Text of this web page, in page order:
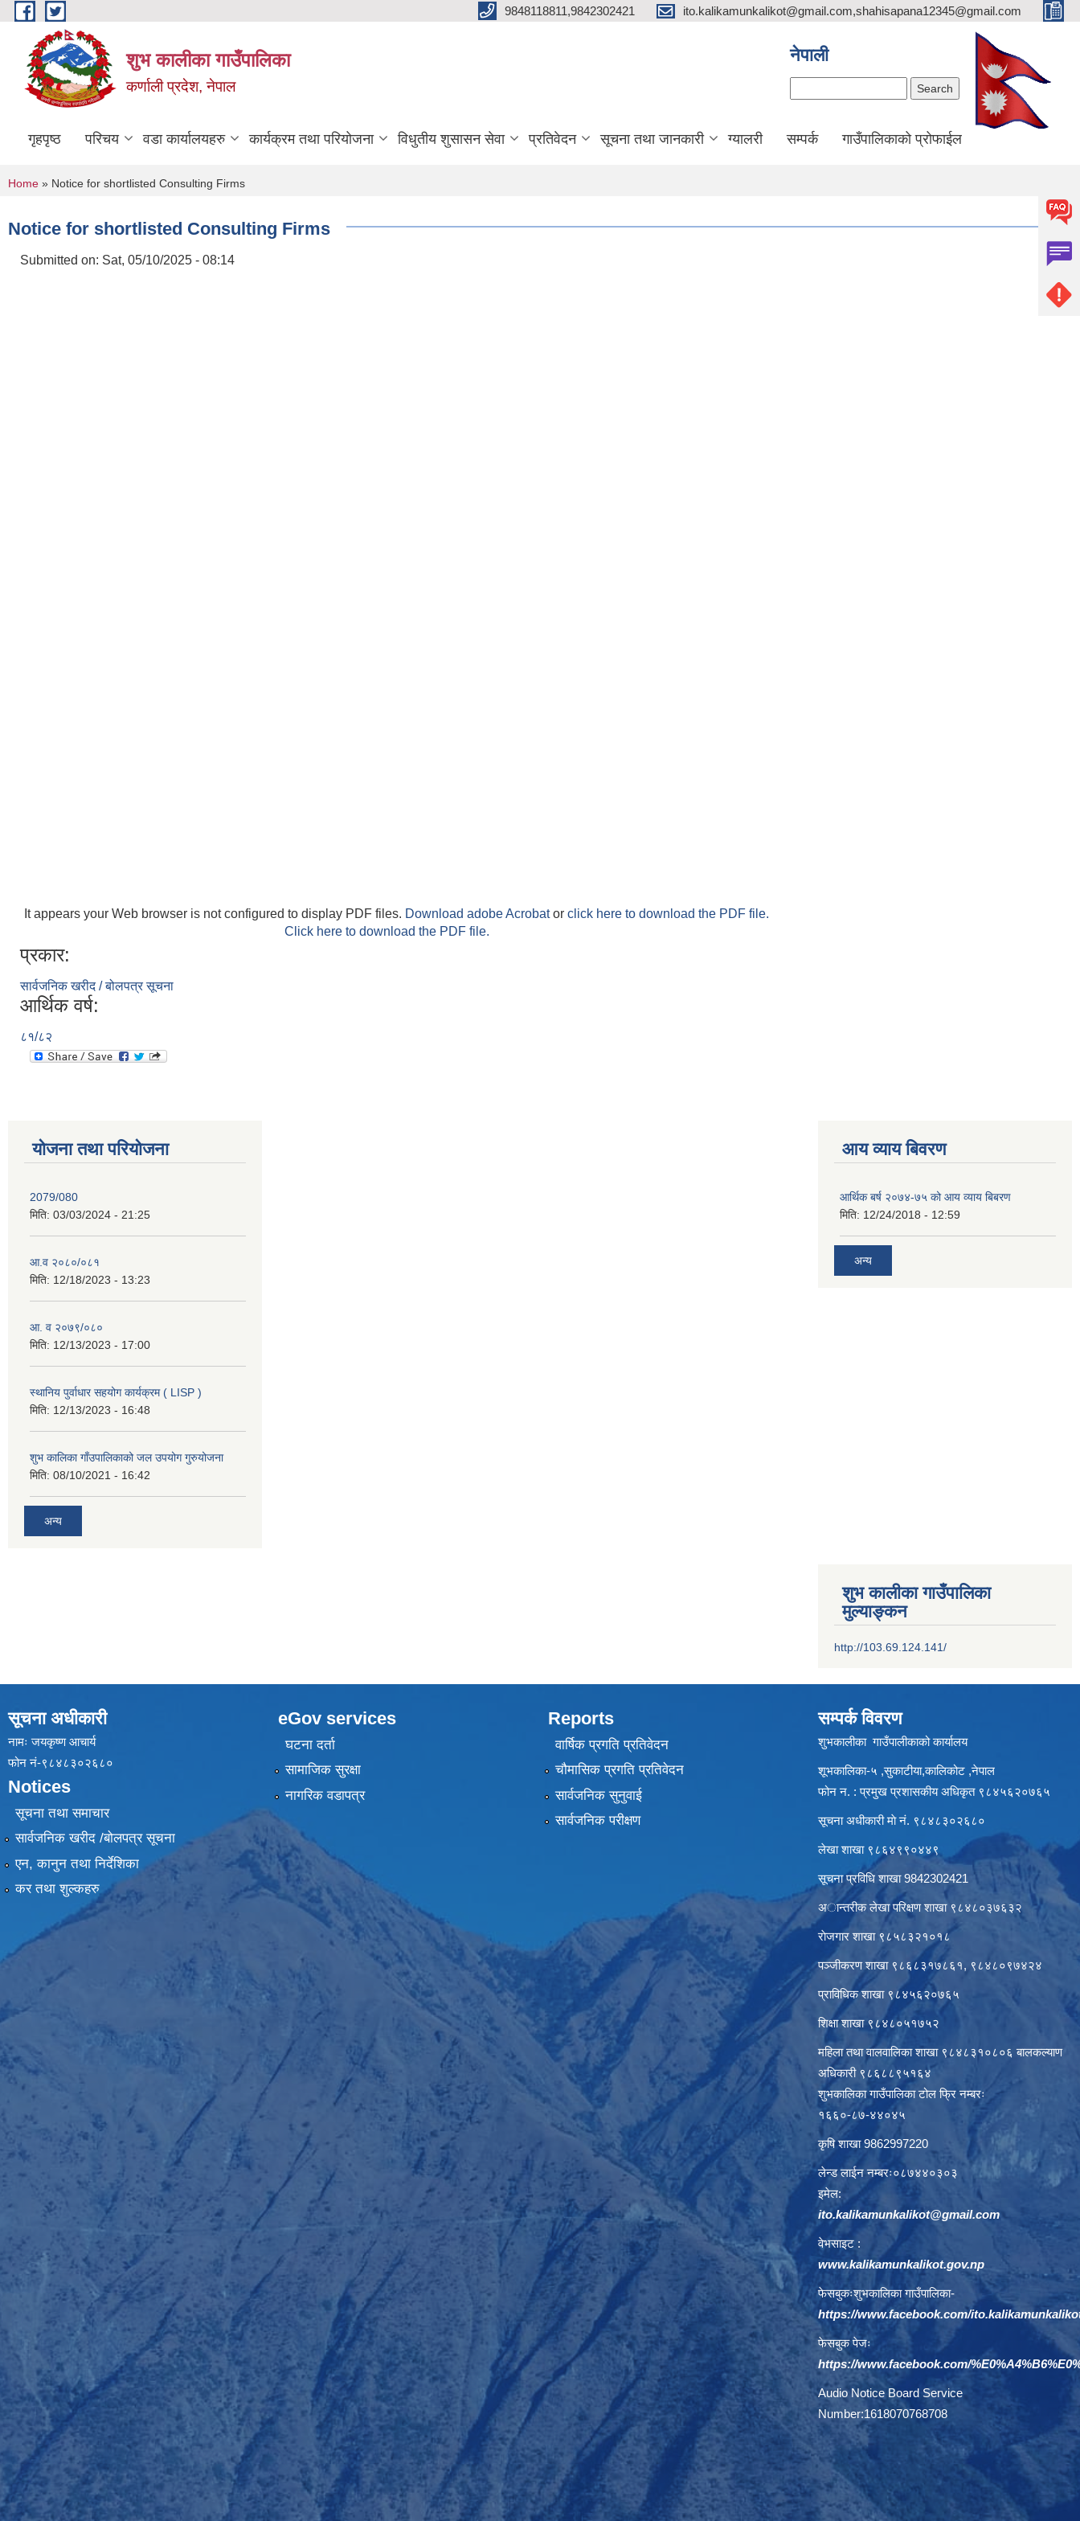
Skip to main content 9848118811,9842302421 ito.kalikamunkalikot@gmail.com,shahisapana12345@gmail.com
शुभ कालीका गाउँपालिका
कर्णाली प्रदेश, नेपाल
नेपाली
गृहपृष्ठ परिचय वडा कार्यालयहरु कार्यक्रम तथा परियोजना विधुतीय शुसासन सेवा प्रतिवेदन सूचना तथा जानकारी ग्यालरी सम्पर्क गाउँपालिकाको प्रोफाईल
You are here
Home » Notice for shortlisted Consulting Firms
Notice for shortlisted Consulting Firms
Submitted on: Sat, 05/10/2025 - 08:14
It appears your Web browser is not configured to display PDF files. Download adobe Acrobator click here to download the PDF file.
Click here to download the PDF file.
प्रकार:
सार्वजनिक खरीद / बोलपत्र सूचना
आर्थिक वर्ष:
८१/८२
योजना तथा परियोजना
2079/080
मिति: 03/03/2024 - 21:25
आ.व २०८०/०८१
मिति: 12/18/2023 - 13:23
आ. व २०७९/०८०
मिति: 12/13/2023 - 17:00
स्थानिय पुर्वाधार सहयोग कार्यक्रम ( LISP )
मिति: 12/13/2023 - 16:48
शुभ कालिका गाँउपालिकाको जल उपयोग गुरुयोजना
मिति: 08/10/2021 - 16:42
अन्य
आय व्याय बिवरण
आर्थिक बर्ष २०७४-७५ को आय व्याय बिबरण
मिति: 12/24/2018 - 12:59
अन्य
शुभ कालीका गाउँपालिका
मुल्याङ्कन
http://103.69.124.141/
सूचना अधीकारी
नामः जयकृष्ण आचार्य
फोन नं-९८४८३०२६८०
Notices
सूचना तथा समाचार
सार्वजनिक खरीद /बोलपत्र सूचना
एन, कानुन तथा निर्देशिका
कर तथा शुल्कहरु
eGov services
घटना दर्ता
सामाजिक सुरक्षा
नागरिक वडापत्र
Reports
वार्षिक प्रगति प्रतिवेदन
चौमासिक प्रगति प्रतिवेदन
सार्वजनिक सुनुवाई
सार्वजनिक परीक्षण
सम्पर्क विवरण
शुभकालीका गाउँपालीकाको कार्यालय
शूभकालिका-५ ,सुकाटीया,कालिकोट ,नेपाल
फोन न. : प्रमुख प्रशासकीय अधिकृत ९८४५६२०७६५
सूचना अधीकारी माे नं. ९८४८३०२६८०
लेखा शाखा ९८६४९९०४४९
सूचना प्रविधि शाखा 9842302421
अान्तरीक लेखा परिक्षण शाखा ९८४८०३७६३२
राेजगार शाखा ९८५८३२१०१८
पञ्जीकरण शाखा ९८६८३१७८६१, ९८४८०९७४२४
प्राविधिक शाखा ९८४५६२०७६५
शिक्षा शाखा ९८४८०५१७५२
महिला तथा वालवालिका शाखा ९८४८३१०८०६ बालकल्याण
अधिकारी ९८६८८९५१६४
शुभकालिका गाउँपालिका टोल फ्रि नम्बरः
१६६०-८७-४४०४५
कृषि शाखा 9862997220
लेन्ड लाईन नम्बरः०८७४४०३०३
इमेल:
ito.kalikamunkalikot@gmail.com
वेभसाइट :
www.kalikamunkalikot.gov.np
फेसबुकःशुभकालिका गाउँपालिका-
https://www.facebook.com/
फेसबुक पेजः
https://www.facebook.com/
Audio Notice Board Service
Number:1618070768708